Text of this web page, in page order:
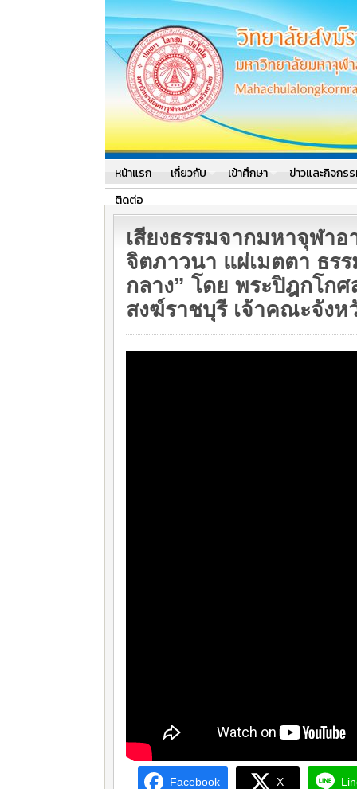
มหาวิทยาลัยมหาจุฬาลงกรณ
มหาวิทยาลัยมหาจุฬาลงกรณราชวิ
หน้าแรก เกี่ยวกับ เข้าศึกษา
ข่าวและกิจกร
ติดต่อ
เสียงธรรมจากมหาจุฬา
จิตภาวนา แผ่เมตตา ธรร
กลาง” โดย พระปิฎกโก
สงฆ์ราชบุรี เจ้าคณะจังห
Facebook X